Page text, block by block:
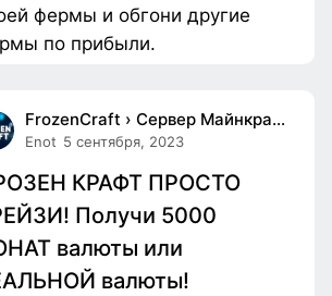
фермы и обгони другие
по прибыли.
FrozenCraft › Сервер Майнкрафт с Выживанием
Enot 5 сентября, 2023
КРАФТ ПРОСТО
Получи 5000
валюты или
валюты!